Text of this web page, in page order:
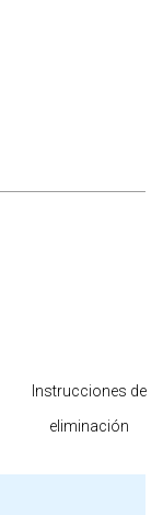
Instrucciones de
eliminación